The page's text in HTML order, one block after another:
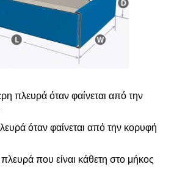
πλευρά όταν φαίνεται από την
όταν φαίνεται από την κορυφή
που είναι κάθετη στο μήκος